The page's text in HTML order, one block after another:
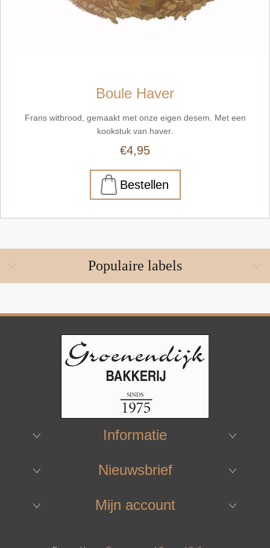
Boule Haver
Frans witbrood, gemaakt met onze eigen desem. Met een
kookstuk van haver.
€4,95
Populaire labels
Informatie
Nieuwsbrief
Mijn account